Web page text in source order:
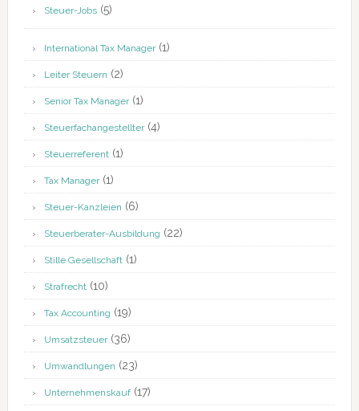
Steuer-Jobs(5)
International Tax Manager(1)
Leiter Steuern (2)
Senior Tax Manager(1)
Steuerfachangestellter(4)
Steuerreferent(1)
Tax Manager(1)
Steuer-Kanzleien (6)
Steuerberater-Ausbildung (22)
Stille Gesellschaft(1)
Strafrecht(10)
Tax Accounting (19)
Umsatzsteuer(36)
Umwandlungen (23)
Unternehmenskauf(17)